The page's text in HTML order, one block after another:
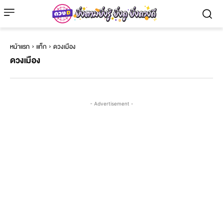
หน้าแรก แท็ก ดวงเมือง
ดวงเมือง
- Advertisement -